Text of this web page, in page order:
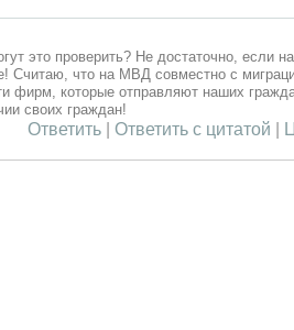
это проверить? Не достаточно, если
Считаю, что на МВД совместно с
фирм, которые отправляют наших
своих граждан!
Ответить| Ответить с цитатой